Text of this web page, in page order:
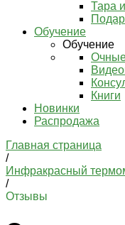
Тара
Обучение
Обучение
Книги
Новинки
Распродажа
Главная страница
/
Инфракрасный
/
Отзывы